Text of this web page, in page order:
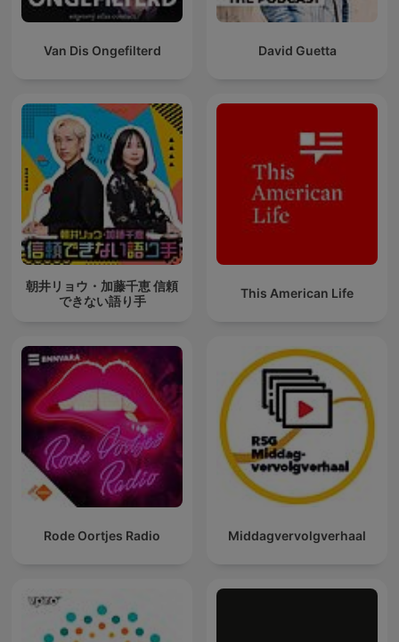
Van Dis Ongefilterd David Guetta
朝井リョウ・加藤千恵 信頼
できない語り手
This American Life
Rode Oortjes Radio Middagvervolgverhaal